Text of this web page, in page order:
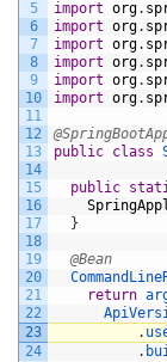
5
6
7
8
9
10
11
12
13
14
15
16
17
18
19
20
21
22
23
24
import org.
import org.
import org.
import org.
import org.
import org.
public class
public
}
@Bean
return
.
.